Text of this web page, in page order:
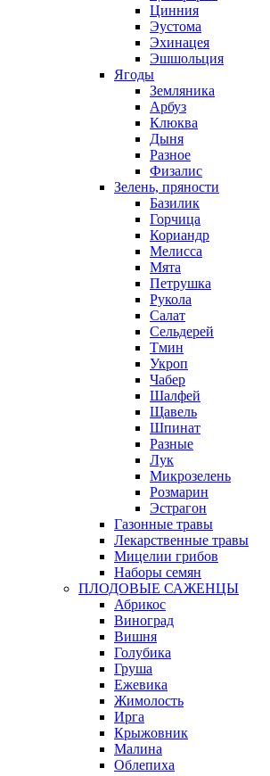
Цинния
Эустома
Эхинацея
Эшшольция
Ягоды
Земляника
Арбуз
Клюква
Дыня
Разное
Физалис
Зелень, пряности
Базилик
Горчица
Кориандр
Мелисса
Мята
Петрушка
Рукола
Салат
Сельдерей
Тмин
Укроп
Чабер
Шалфей
Щавель
Шпинат
Разные
Лук
Микрозелень
Розмарин
Эстрагон
Газонные травы
Лекарственные травы
Мицелии грибов
Наборы семян
ПЛОДОВЫЕ САЖЕНЦЫ
Абрикос
Виноград
Вишня
Голубика
Груша
Ежевика
Жимолость
Ирга
Крыжовник
Малина
Облепиха